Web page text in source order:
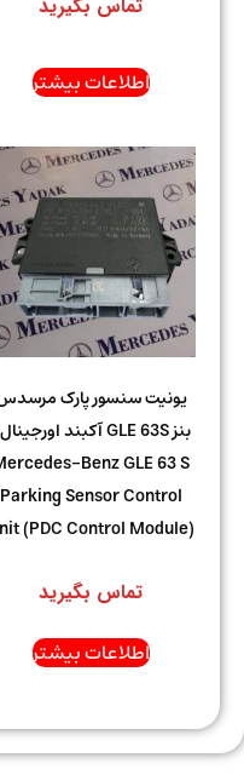
تماس بگیرید
اطلاعات بیشتر
یونیت سنسور پارک مرسدس
بنز GLE 63S آکبند اورجینال |
Mercedes-Benz GLE 63 S
Parking Sensor Control
Unit (PDC Control Module)
تماس بگیرید
اطلاعات بیشتر